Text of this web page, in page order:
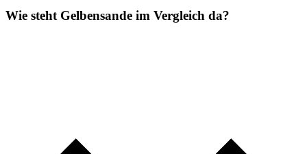
Wie steht Gelbensande im Vergleich da?